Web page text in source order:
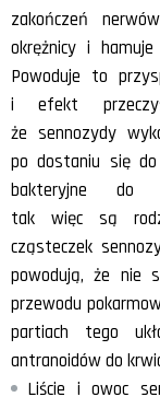
zakończeń
okrężnicy i
Powoduje to
i efekt
że sennozydy
po dostaniu się
bakteryjne do
tak więc są
cząsteczek
powodują, że nie
przewodu
partiach tego
antranoidów do
Liście i owoc